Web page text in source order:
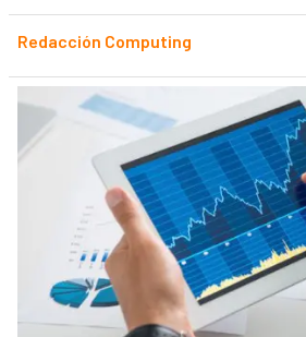
Redacción Computing